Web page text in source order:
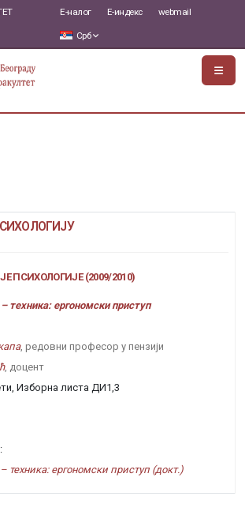
Е-налог Е-индекс webmail
Срб
ПСИХОЛОГИЈЕ (2009/2010)
техника: ергономски приступ
, редовни професор у пензији
, доцент
Изборна листа ДИ1,3
техника: ергономски приступ (докт.)